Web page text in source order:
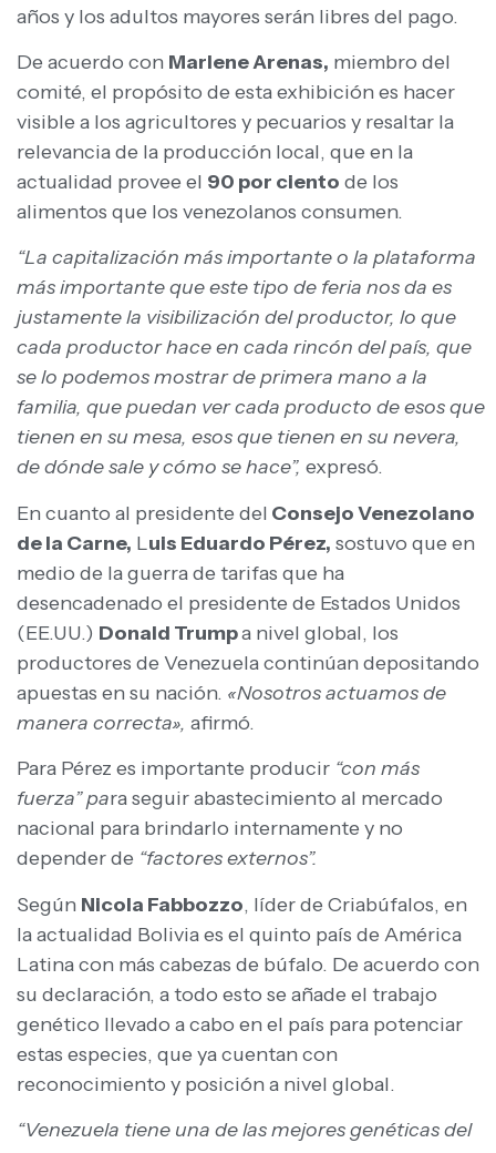
años y los adultos mayores serán libres del pago.
De acuerdo con Marlene Arenas, miembro del
comité, el propósito de esta exhibición es hacer
visible a los agricultores y pecuarios y resaltar la
relevancia de la producción local, que en la
actualidad provee el 90 por ciento de los
alimentos que los venezolanos consumen.
“La capitalización más importante o la plataforma
más importante que este tipo de feria nos da es
justamente la visibilización del productor, lo que
cada productor hace en cada rincón del país, que
se lo podemos mostrar de primera mano a la
familia, que puedan ver cada producto de esos que
tienen en su mesa, esos que tienen en su nevera,
de dónde sale y cómo se hace”, expresó.
En cuanto al presidente del Consejo Venezolano
de la Carne, Luis Eduardo Pérez, sostuvo que en
medio de la guerra de tarifas que ha
desencadenado el presidente de Estados Unidos
(EE.UU.) Donald Trumpa nivel global, los
productores de Venezuela continúan depositando
apuestas en su nación. «Nosotros actuamos de
manera correcta», afirmó.
Para Pérez es importante producir “con más
fuerza” para seguir abastecimiento al mercado
nacional para brindarlo internamente y no
depender de “factores externos”.
Según Nicola Fabbozzo, líder de Criabúfalos, en
la actualidad Bolivia es el quinto país de América
Latina con más cabezas de búfalo. De acuerdo con
su declaración, a todo esto se añade el trabajo
genético llevado a cabo en el país para potenciar
estas especies, que ya cuentan con
reconocimiento y posición a nivel global.
“Venezuela tiene una de las mejores genéticas del